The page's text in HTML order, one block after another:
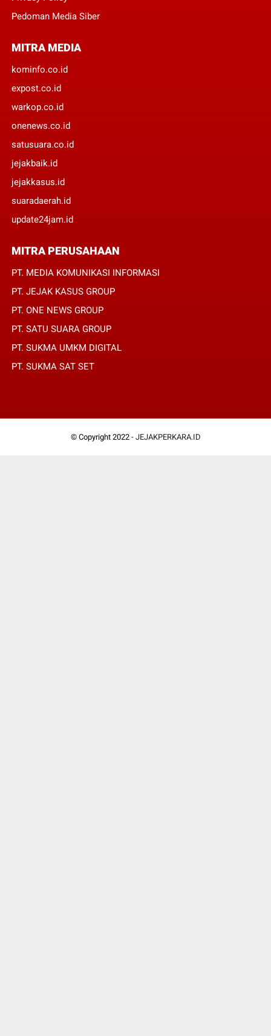
Pedoman Media Siber
MITRA MEDIA
kominfo.co.id
expost.co.id
warkop.co.id
onenews.co.id
satusuara.co.id
jejakbaik.id
jejakkasus.id
suaradaerah.id
update24jam.id
MITRA PERUSAHAAN
PT. MEDIA KOMUNIKASI INFORMASI
PT. JEJAK KASUS GROUP
PT. ONE NEWS GROUP
PT. SATU SUARA GROUP
PT. SUKMA UMKM DIGITAL
PT. SUKMA SAT SET
© Copyright 2022 - JEJAKPERKARA.ID